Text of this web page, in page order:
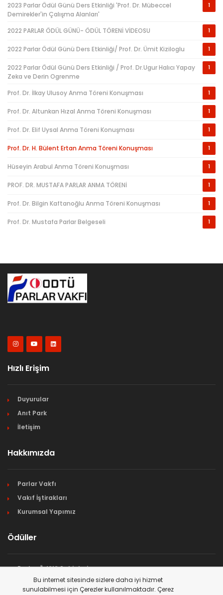
2023 Parlar Ödül Günü Ders Etkinliği 'Prof. Dr. Mübeccel
Demirekler'in Çalışma Alanları'
1
2022 PARLAR ÖDÜL GÜNÜ- ÖDÜL TÖRENİ VİDEOSU 1
2022 Parlar Ödül Günü Ders Etkinliği/ Prof. Dr. Ümit Kiziloglu 1
2022 Parlar Ödül Günü Ders Etkinliği / Prof. Dr.Ugur Halıcı Yapay
Zeka ve Derin Ogrenme
1
Prof. Dr. İlkay Ulusoy Anma Töreni Konuşması 1
Prof. Dr. Altunkan Hızal Anma Töreni Konuşması 1
Prof. Dr. Elif Uysal Anma Töreni Konuşması 1
Prof. Dr. H. Bülent Ertan Anma Töreni Konuşması 1
Hüseyin Arabul Anma Töreni Konuşması 1
PROF. DR. MUSTAFA PARLAR ANMA TÖRENİ 1
Prof. Dr. Bilgin Kaftanoğlu Anma Töreni Konuşması 1
Prof. Dr. Mustafa Parlar Belgeseli 1
Hızlı Erişim
Duyurular
Anıt Park
İletişim
Hakkımızda
Parlar Vakfı
Vakıf İştirakları
Kurumsal Yapımız
Ödüller
Parlar Ödülü Sahipleri
Ödül Başvuruları
Bu internet sitesinde sizlere daha iyi hizmet
sunulabilmesi için Çerezler kullanılmaktadır. Çerez